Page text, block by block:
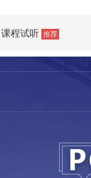
课程试听 推荐